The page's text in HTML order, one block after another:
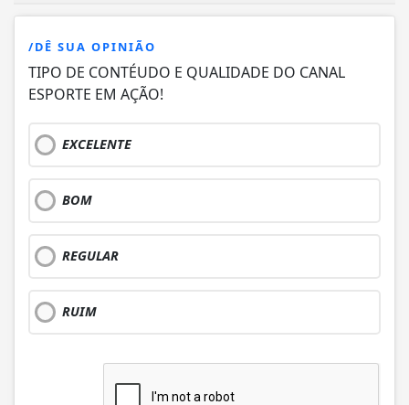
/DÊ SUA OPINIÃO
TIPO DE CONTÉUDO E QUALIDADE DO CANAL
ESPORTE EM AÇÃO!
EXCELENTE
BOM
REGULAR
RUIM